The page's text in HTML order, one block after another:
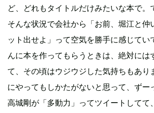
ど、どれもタイトルだけみたいな本で。
そんな状況で会社から「お前、堀江と仲
ット出せよ」って空気を勝手に感じてい
んに本を作ってもらうときは、絶対には
て、その頃はウジウジした気持ちもあり
にやってもしかたがないと思って、ずー
高城剛が「多動力」ってツイートしてて